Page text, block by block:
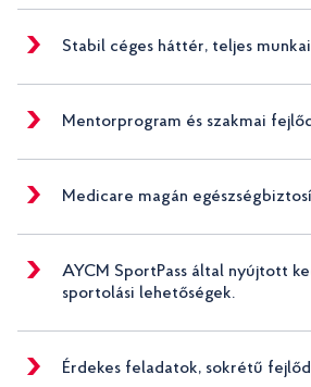
Stabil céges háttér, teljes
Mentorprogram és szakmai
Medicare magán
AYCM SportPass által nyújtott
sportolási lehetőségek.
Érdekes feladatok, sokrétű